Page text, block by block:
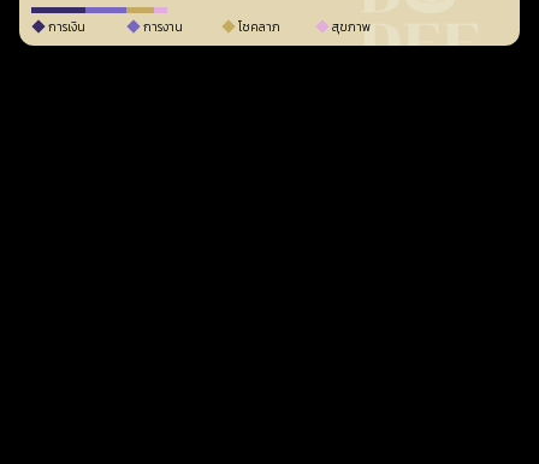
การเงิน การงาน โชคลาภ สุขภาพ